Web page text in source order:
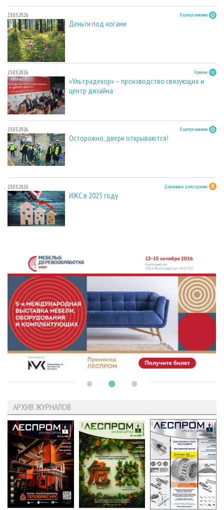
23.03.2026 В центре внимания
Деньги под ногами
23.03.2026 Развитие
«Ультрадекор» – производство связующих и
центр дизайна
23.03.2026 В центре внимания
Осторожно, двери открываются!
23.03.2026 Деревянное домостроение
ИЖС в 2025 году
АРХИВ ЖУРНАЛОВ